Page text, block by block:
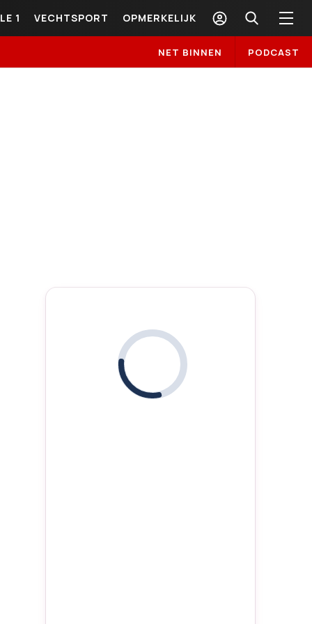
1 VECHTSPORT OPMERKELIJK
NET BINNEN PODCAST